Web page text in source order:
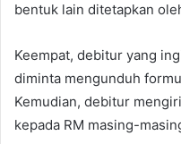
bentuk lain ditetapkan
Keempat, debitur yang
diminta mengunduh
Kemudian, debitur
kepada RM masing-